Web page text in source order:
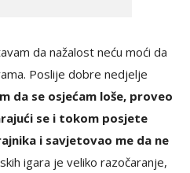
da nažalost neću moći da
Poslije dobre nedjelje
da se osjećam loše, proveo
se i tokom posjete
i savjetovao me da ne
igara je veliko razočaranje,